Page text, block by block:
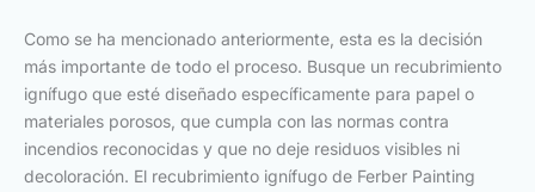
Como se ha mencionado anteriormente, esta es la decisión
más importante de todo el proceso. Busque un recubrimiento
ignífugo que esté diseñado específicamente para papel o
materiales porosos, que cumpla con las normas contra
incendios reconocidas y que no deje residuos visibles ni
decoloración. El recubrimiento ignífugo de Ferber Painting